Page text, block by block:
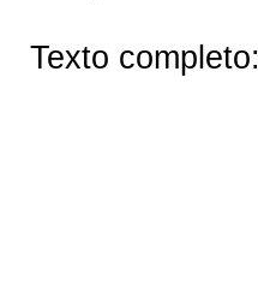
Texto completo: